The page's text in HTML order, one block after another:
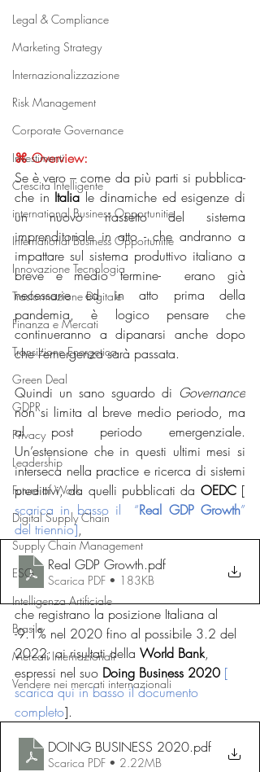
Legal & Compliance
Marketing Strategy
Internazionalizzazione
Risk Management
Corporate Governance
Investimenti
Crescita Intelligente
international Business Opportunitie
International Business Opportunitie
Innovazione Tecnologia
Trasformazione Digitale
Finanza e Mercati
Transizione Energetica
Green Deal
GDPR
Privacy
Leadership
Future of Work
Digital Supply Chain
Supply Chain Management
ESG
Intelligenza Artificiale
Brasile
Mercati Internazionali
Vendere nei mercati internazionali
⌘ Overview:
Se è vero – come da più parti si pubblica-
che in Italia le dinamiche ed esigenze di
un nuovo riassetto del sistema
imprenditoriale in atto - che andranno a
impattare sul sistema produttivo italiano a
breve e medio termine-  erano già
necessarie ed in atto prima della
pandemia, è logico pensare che
continueranno a dipanarsi anche dopo
che l’emergenza sarà passata.
Quindi un sano sguardo di Governance
non si limita al breve medio periodo, ma
al post periodo emergenziale.
Un’estensione che in questi ultimi mesi si
interseca nella practice e ricerca di sistemi
predittivi, da quelli pubblicati da OEDC
scarica in basso il  “Real GDP Growth”
del triennio],
Real GDP Growth.pdf
Scarica PDF • 183KB
che registrano la posizione Italiana al
-9.1% nel 2020 fino al possibile 3.2 del
2022; ai risultati della World Bank,
espressi nel suo Doing Business 2020 [
scarica qui in basso il documento
completo].
DOING BUSINESS 2020.pdf
Scarica PDF • 2.22MB